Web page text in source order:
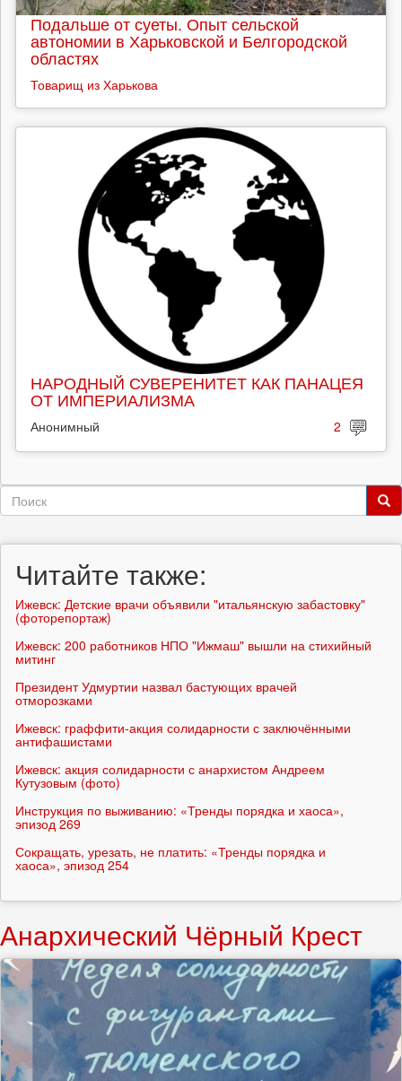
Подальше от суеты. Опыт сельской
автономии в Харьковской и Белгородской
областях
Товарищ из Харькова
НАРОДНЫЙ СУВЕРЕНИТЕТ КАК ПАНАЦЕЯ
ОТ ИМПЕРИАЛИЗМА
Анонимный 2
Форма
Читайте также:
Ижевск: Детские врачи объявили "итальянскую забастовку"
(фоторепортаж)
Ижевск: 200 работников НПО "Ижмаш" вышли на стихийный
митинг
Президент Удмуртии назвал бастующих врачей
отморозками
Ижевск: граффити-акция солидарности с заключёнными
антифашистами
Ижевск: акция солидарности с анархистом Андреем
Кутузовым (фото)
Инструкция по выживанию: «Тренды порядка и хаоса»,
эпизод 269
Сокращать, урезать, не платить: «Тренды порядка и
хаоса», эпизод 254
Анархический Чёрный Крест